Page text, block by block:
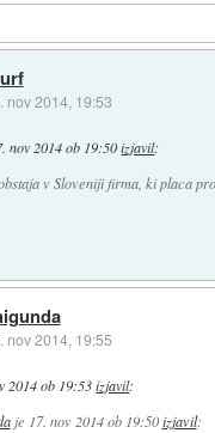
nov 2014, 19:53
nov 2014 ob 19:50 izjavil:
v Sloveniji firma, ki placa
nov 2014, 19:55
2014 ob 19:53 izjavil:
je 17. nov 2014 ob 19:50 izjavil: